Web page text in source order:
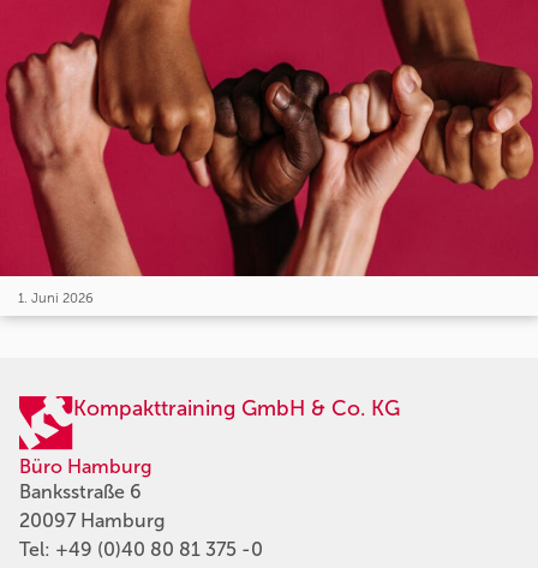
1. Juni 2026
Kompakttraining GmbH & Co. KG
Büro Hamburg
Banksstraße 6
20097 Hamburg
Tel: +49 (0)40 80 81 375 -0